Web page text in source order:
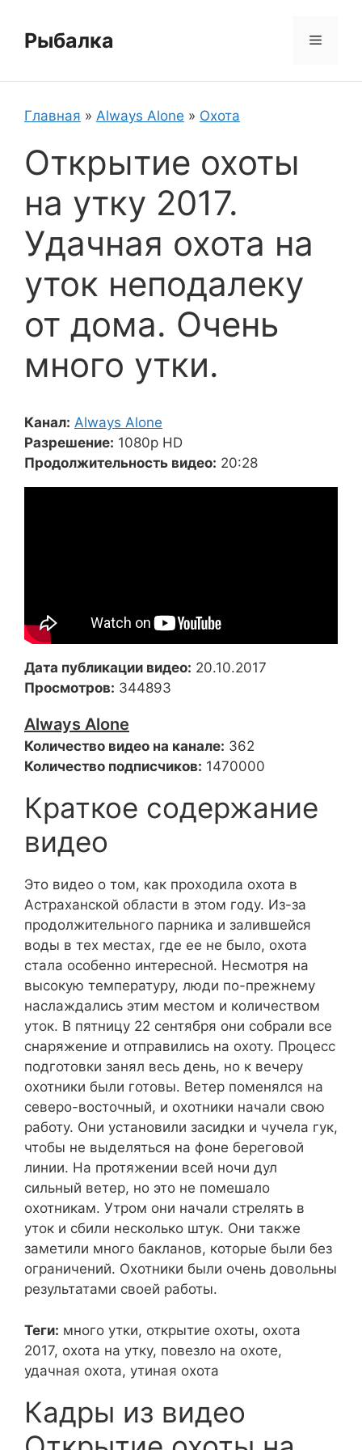
содержимому
Рыбалка Меню
Главная » Always Alone » Охота
Открытие охоты
на утку 2017.
Удачная охота на
уток неподалеку
от дома. Очень
много утки.
Канал: Always Alone
Разрешение: 1080p HD
Продолжительность видео: 20:28
Дата публикации видео: 20.10.2017
Просмотров: 344893
Always Alone
Количество видео на канале: 362
Количество подписчиков: 1470000
Краткое содержание
видео
Это видео о том, как проходила охота в
Астраханской области в этом году. Из-за
продолжительного парника и залившейся
воды в тех местах, где ее не было, охота
стала особенно интересной. Несмотря на
высокую температуру, люди по-прежнему
наслаждались этим местом и количеством
уток. В пятницу 22 сентября они собрали все
снаряжение и отправились на охоту. Процесс
подготовки занял весь день, но к вечеру
охотники были готовы. Ветер поменялся на
северо-восточный, и охотники начали свою
работу. Они установили засидки и чучела гук,
чтобы не выделяться на фоне береговой
линии. На протяжении всей ночи дул
сильный ветер, но это не помешало
охотникам. Утром они начали стрелять в
уток и сбили несколько штук. Они также
заметили много бакланов, которые были без
ограничений. Охотники были очень довольны
результатами своей работы.
Теги: много утки, открытие охоты, охота
2017, охота на утку, повезло на охоте,
удачная охота, утиная охота
Кадры из видео